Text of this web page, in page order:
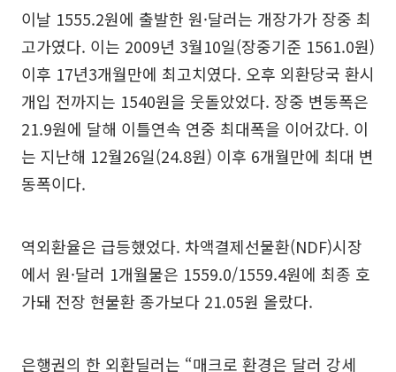
이날 1555.2원에 출발한 원·달러는 개장가가 장중 최
고가였다. 이는 2009년 3월10일(장중기준 1561.0원)
이후 17년3개월만에 최고치였다. 오후 외환당국 환시
개입 전까지는 1540원을 웃돌았었다. 장중 변동폭은
21.9원에 달해 이틀연속 연중 최대폭을 이어갔다. 이
는 지난해 12월26일(24.8원) 이후 6개월만에 최대 변
동폭이다.
역외환율은 급등했었다. 차액결제선물환(NDF)시장
에서 원·달러 1개월물은 1559.0/1559.4원에 최종 호
가돼 전장 현물환 종가보다 21.05원 올랐다.
은행권의 한 외환딜러는 “매크로 환경은 달러 강세